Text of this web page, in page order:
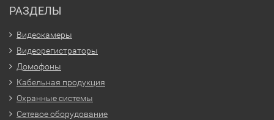
РАЗДЕЛЫ
Видеокамеры
Видеорегистраторы
Домофоны
Кабельная продукция
Охранные системы
Сетевое оборудование